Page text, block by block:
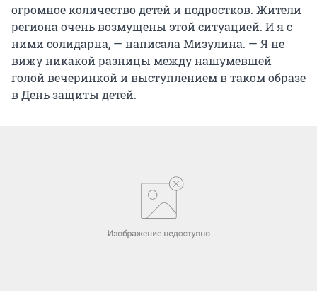
огромное количество детей и подростков. Жители
региона очень возмущены этой ситуацией. И я с
ними солидарна, — написала Мизулина. — Я не
вижу никакой разницы между нашумевшей
голой вечеринкой и выступлением в таком образе
в День защиты детей.